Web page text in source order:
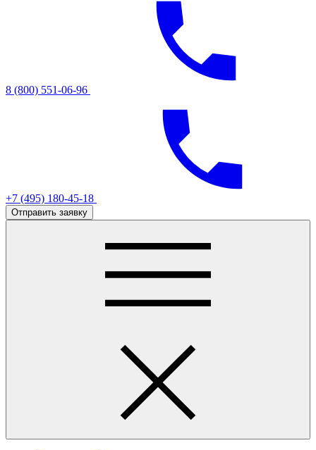
8 (800) 551-06-96
+7 (495) 180-45-18
Отправить заявку